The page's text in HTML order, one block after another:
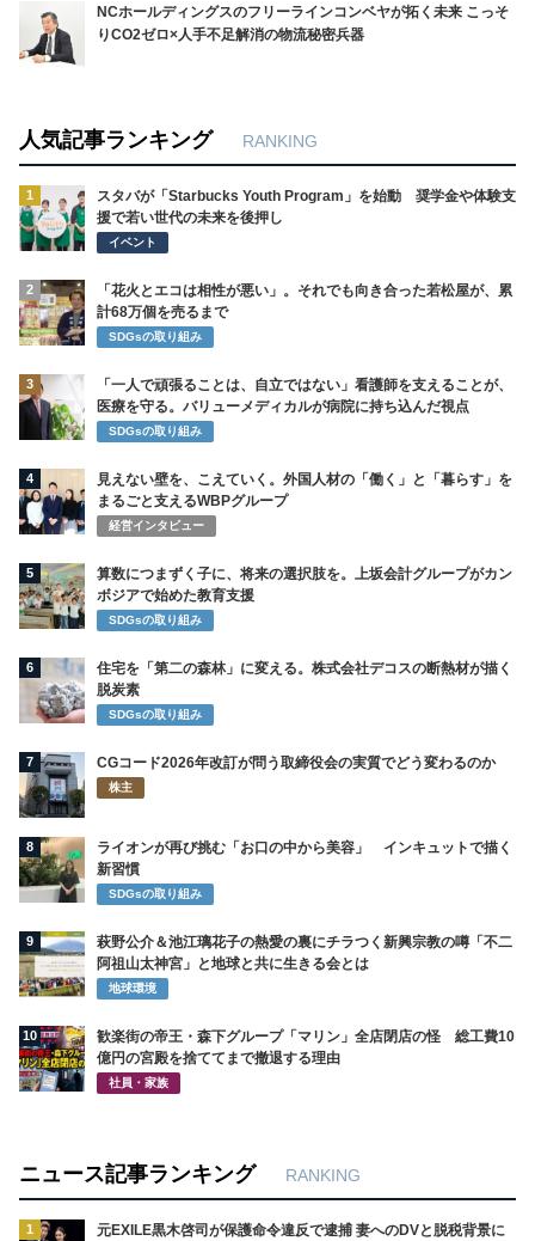
NCホールディングスのフリーラインコンベヤが拓く未来 こっそ
りCO2ゼロ×人手不足解消の物流秘密兵器
人気記事ランキング RANKING
1
スタバが「Starbucks Youth Program」を始動 奨学金や体験支
援で若い世代の未来を後押し
イベント
2
「花火とエコは相性が悪い」。それでも向き合った若松屋が、累
計68万個を売るまで
SDGsの取り組み
3
「一人で頑張ることは、自立ではない」看護師を支えることが、
医療を守る。バリューメディカルが病院に持ち込んだ視点
SDGsの取り組み
4
見えない壁を、こえていく。外国人材の「働く」と「暮らす」を
まるごと支えるWBPグループ
経営インタビュー
5
算数につまずく子に、将来の選択肢を。上坂会計グループがカン
ボジアで始めた教育支援
SDGsの取り組み
6
住宅を「第二の森林」に変える。株式会社デコスの断熱材が描く
脱炭素
SDGsの取り組み
7 CGコード2026年改訂が問う取締役会の実質でどう変わるのか
株主
8
ライオンが再び挑む「お口の中から美容」 インキュットで描く
新習慣
SDGsの取り組み
9
萩野公介＆池江璃花子の熱愛の裏にチラつく新興宗教の噂「不二
阿祖山太神宮」と地球と共に生きる会とは
地球環境
10
歓楽街の帝王・森下グループ「マリン」全店閉店の怪 総工費10
億円の宮殿を捨ててまで撤退する理由
社員・家族
ニュース記事ランキング RANKING
1
元EXILE黒木啓司が保護命令違反で逮捕 妻へのDVと脱税背景に